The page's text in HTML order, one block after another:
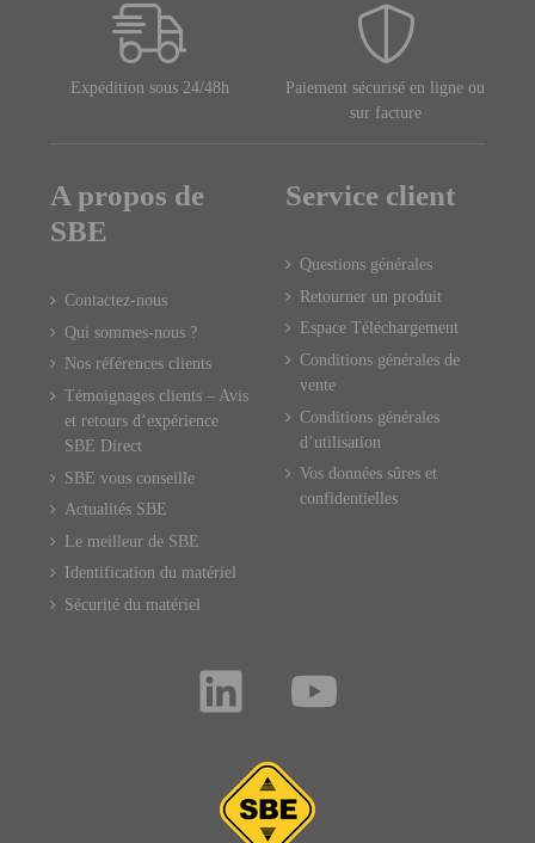
Expédition sous 24/48h
Paiement sécurisé en ligne ou
sur facture
A propos de
SBE
Contactez-nous
Qui sommes-nous ?
Nos références clients
Témoignages clients – Avis
et retours d’expérience
SBE Direct
SBE vous conseille
Actualités SBE
Le meilleur de SBE
Identification du matériel
Sécurité du matériel
Service client
Questions générales
Retourner un produit
Espace Téléchargement
Conditions générales de
vente
Conditions générales
d’utilisation
Vos données sûres et
confidentielles